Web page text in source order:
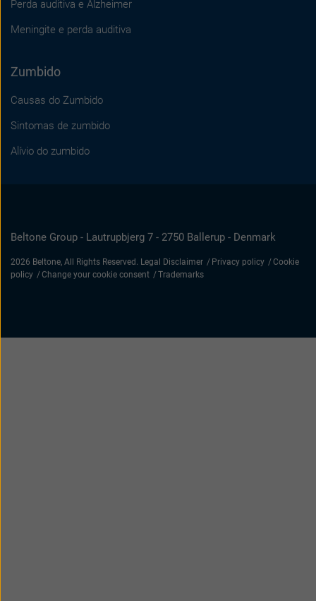
Perda auditiva e Alzheimer
Meningite e perda auditiva
Zumbido
Causas do Zumbido
Sintomas de zumbido
Alívio do zumbido
Beltone Group - Lautrupbjerg 7 - 2750 Ballerup - Denmark
2026 Beltone, All Rights Reserved. Legal Disclaimer Privacy policy
Cookie
policy
Change your cookie consent Trademarks